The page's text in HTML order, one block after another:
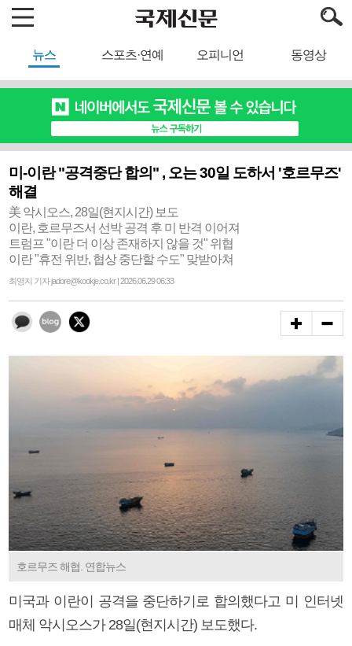
뉴스 스포츠·연예 오피니언 동영상
미-이란 "공격중단 합의" , 오는 30일 도하서 '호르무즈'
해결
美 악시오스, 28일(현지시간) 보도
이란, 호르무즈서 선박 공격 후 미 반격 이어져
트럼프 "이란 더 이상 존재하지 않을 것" 위협
이란 "휴전 위반, 협상 중단할 수도" 맞받아쳐
최영지 기자 jadore@kookje.co.kr | 2026.06.29 06:33
호르무즈 해협. 연합뉴스
미국과 이란이 공격을 중단하기로 합의했다고 미 인터넷
매체 악시오스가 28일(현지시간) 보도했다.